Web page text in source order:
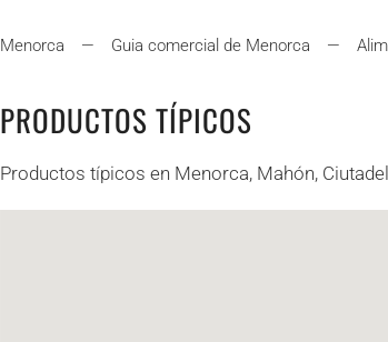
Menorca Guia comercial de Menorca
PRODUCTOS TÍPICOS
Productos típicos en Menorca, Mahón,